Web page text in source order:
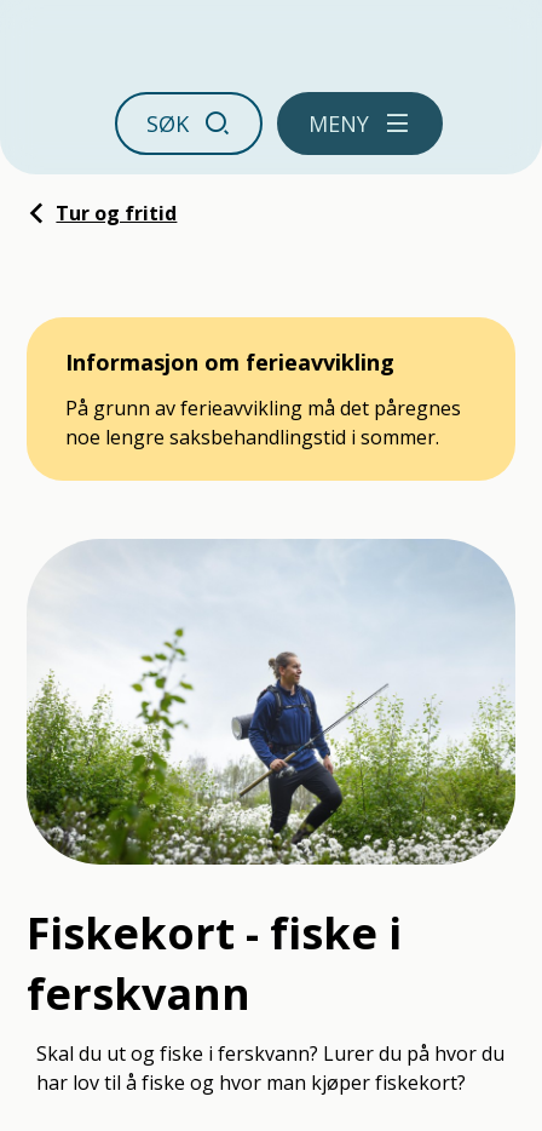
SØK MENY
Du er her:
Tur og fritid
Informasjon om ferieavvikling
På grunn av ferieavvikling må det påregnes
noe lengre saksbehandlingstid i sommer.
Fiskekort - fiske i
ferskvann
Skal du ut og fiske i ferskvann? Lurer du på hvor du
har lov til å fiske og hvor man kjøper fiskekort?